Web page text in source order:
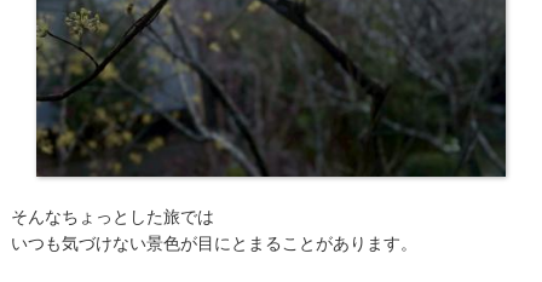
そんなちょっとした旅では
いつも気づけない景色が目にとまることがあります。